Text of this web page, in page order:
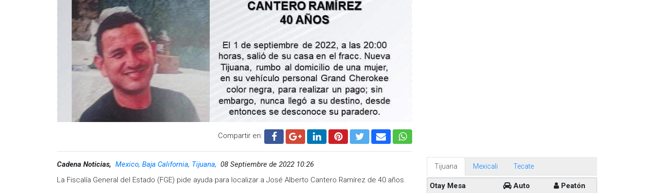
Compartir en:
Cadena Noticias, Mexico, Baja California, Tijuana, 08 Septiembre de 2022 10:26
La Fiscalía General del Estado (FGE) pide ayuda para localizar a José Alberto Cantero Ramírez de 40 años.
Tijuana Mexicali Tecate
Otay Mesa Auto
Peatón